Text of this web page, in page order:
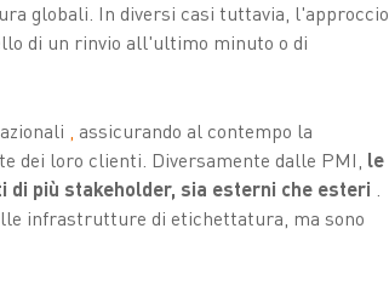
globali. In diversi casi tuttavia, l'approccio
di un rinvio all'ultimo minuto o di
assicurando al contempo la
dei loro clienti. Diversamente dalle PMI, le
di più stakeholder, sia esterni che esteri
infrastrutture di etichettatura, ma sono